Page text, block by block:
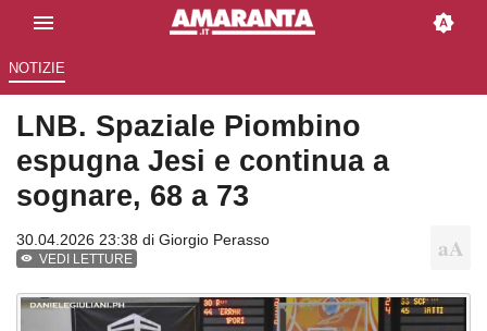
NOTIZIE
LNB. Spaziale Piombino
espugna Jesi e continua a
sognare, 68 a 73
30.04.2026 23:38 di Giorgio Perasso
VEDI LETTURE